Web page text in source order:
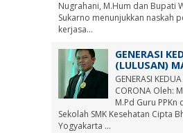
Nugrahani, M.Hum dan Bupati
Sukarno menunjukkan naskah
kerjasa...
GENERASI
(LULUSAN)
GENERASI
CORONA Oleh:
M.Pd Guru PPKn
Sekolah SMK Kesehatan Cipta
Yogyakarta ...